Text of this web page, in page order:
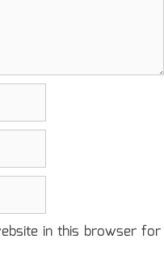
in this browser for